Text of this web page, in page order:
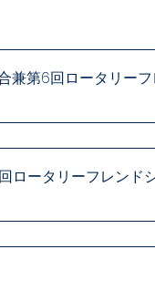
兼第6回ロータリー
ロータリーフレンド